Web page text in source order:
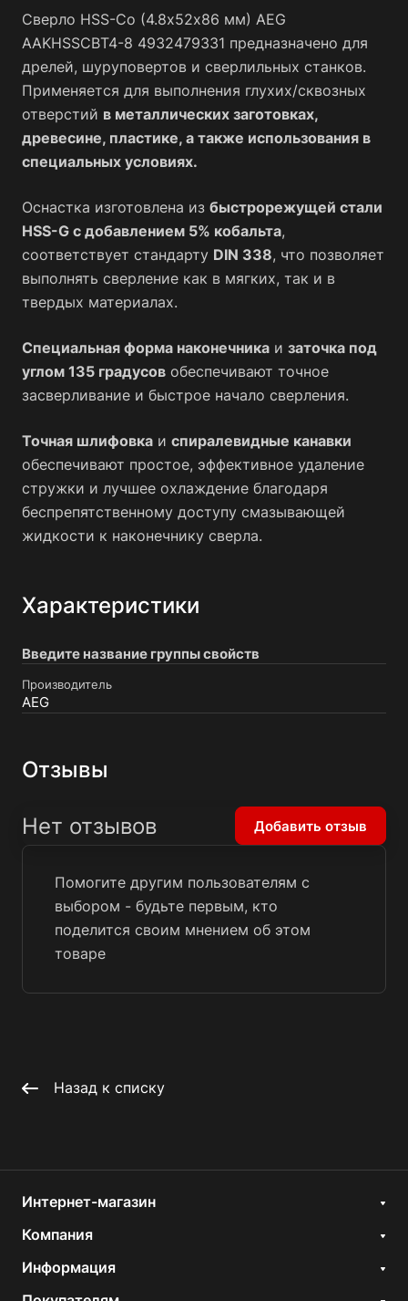
Сверло HSS-Co (4.8х52х86 мм) AEG
AAKHSSCBT4-8 4932479331 предназначено для
дрелей, шуруповертов и сверлильных станков.
Применяется для выполнения глухих/сквозных
отверстий в металлических заготовках,
древесине, пластике, а также использования в
специальных условиях.
Оснастка изготовлена из быстрорежущей стали
HSS-G c добавлением 5% кобальта,
соответствует стандарту DIN 338, что позволяет
выполнять сверление как в мягких, так и в
твердых материалах.
Специальная форма наконечника и заточка под
углом 135 градусов обеспечивают точное
засверливание и быстрое начало сверления.
Точная шлифовка и спиралевидные канавки
обеспечивают простое, эффективное удаление
стружки и лучшее охлаждение благодаря
беспрепятственному доступу смазывающей
жидкости к наконечнику сверла.
Характеристики
Введите название группы свойств
Производитель
AEG
Отзывы
Помогите другим пользователям с
выбором - будьте первым, кто
поделится своим мнением об этом
товаре
Нет отзывов Добавить отзыв
Назад к списку
Интернет-магазин
Компания
Информация